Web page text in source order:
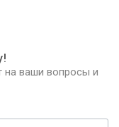
на ваши вопросы и